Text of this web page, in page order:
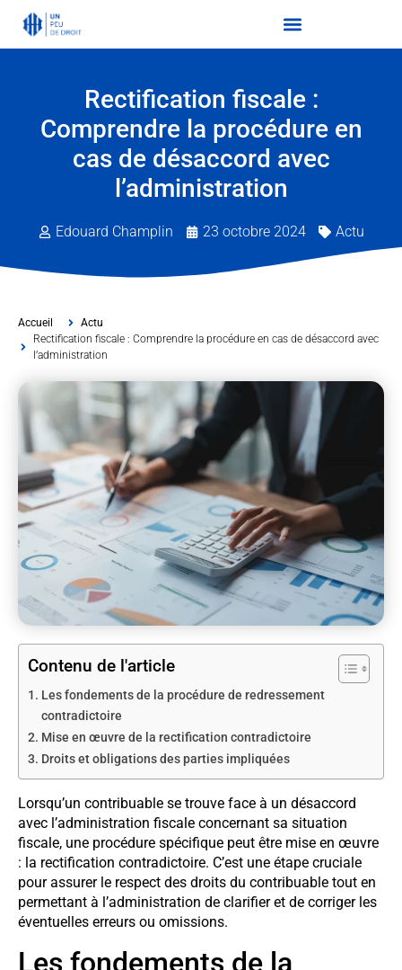
Rectification fiscale :
Comprendre la procédure en
cas de désaccord avec
l’administration
Edouard Champlin 23 octobre 2024 Actu
Accueil
Actu
Rectification fiscale : Comprendre la procédure en cas de désaccord avec
l’administration
Contenu de l'article
Les fondements de la procédure de redressement
contradictoire
Mise en œuvre de la rectification contradictoire
Droits et obligations des parties impliquées
Lorsqu’un contribuable se trouve face à un désaccord
avec l’administration fiscale concernant sa situation
fiscale, une procédure spécifique peut être mise en œuvre
: la rectification contradictoire. C’est une étape cruciale
pour assurer le respect des droits du contribuable tout en
permettant à l’administration de clarifier et de corriger les
éventuelles erreurs ou omissions.
Les fondements de la